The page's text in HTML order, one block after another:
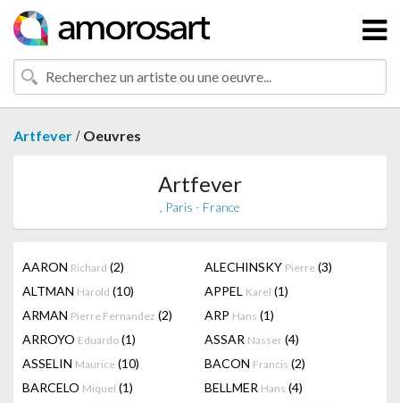
Artfever / Oeuvres
Artfever
, Paris - France
AARON Richard (2) ALECHINSKY Pierre (3)
ALTMAN Harold (10) APPEL Karel (1)
ARMAN Pierre Fernandez (2) ARP Hans (1)
ARROYO Eduardo (1) ASSAR Nasser (4)
ASSELIN Maurice (10) BACON Francis (2)
BARCELO Miquel (1) BELLMER Hans (4)